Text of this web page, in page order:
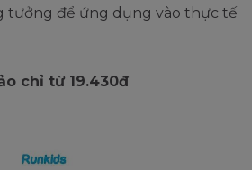
tưởng để ứng dụng vào thực tế
chỉ từ 19.430đ